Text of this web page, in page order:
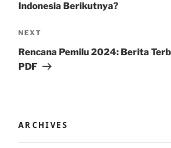
Indonesia Berikutnya?
Next
Post
NEXT
Rencana Pemilu 2024: Berita
PDF
ARCHIVES